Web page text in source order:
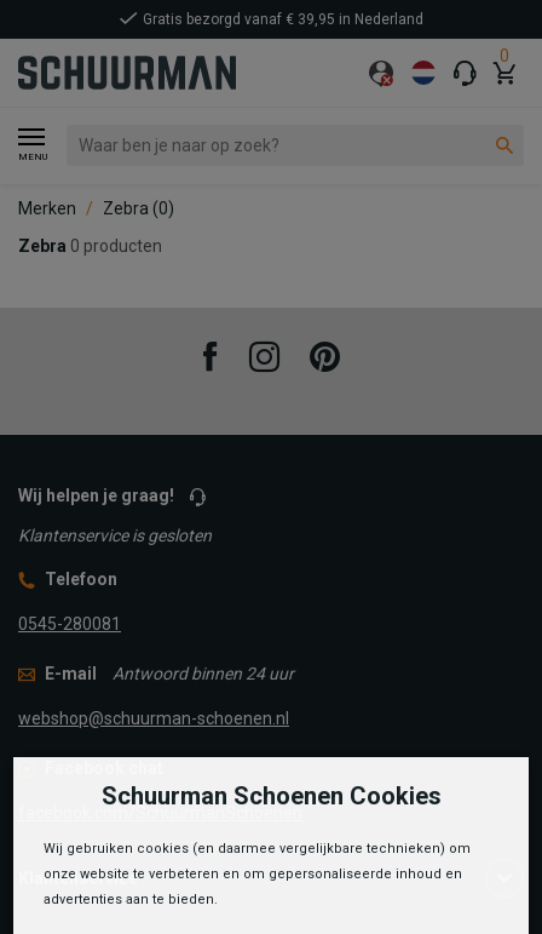
0
MENU
Gratis bezorgd vanaf € 39,95 in Nederland
Merken Zebra (0)
Zebra 0 producten
FacebookInstagramPinterest
Wij helpen je graag!
Klantenservice is gesloten
Telefoon
0545-280081
E-mail Antwoord binnen 24 uur
webshop@schuurman-schoenen.nl
Klantenservice
Schuurman Schoenen Cookies
Wij gebruiken cookies (en daarmee vergelijkbare technieken) om
onze website te verbeteren en om gepersonaliseerde inhoud en
advertenties aan te bieden.